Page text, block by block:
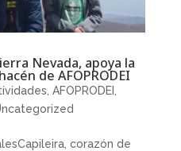
Nevada, apoya la
de AFOPRODEI
AFOPRODEI
corazón de